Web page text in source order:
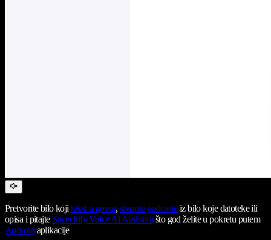
Pretvorite bilo kojitekst u govor, stvorite podcasteiz bilo koje datoteke ili
opisa i pitajte Speechify Voice AI Assistantšto god želite u pokretu putem
Androidaplikacije